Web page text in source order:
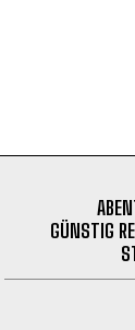
GÜNSTIG